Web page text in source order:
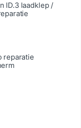
ID.3 laadklep /
reparatie